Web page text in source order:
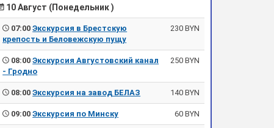
10 Август (Понедельник )
07:00Экскурсия в Брестскую
крепость и Беловежскую пущу
230 BYN
08:00Экскурсия Августовский канал
- Гродно
250 BYN
08:00Экскурсия на завод БЕЛАЗ 140 BYN
09:00Экскурсия по Минску 60 BYN